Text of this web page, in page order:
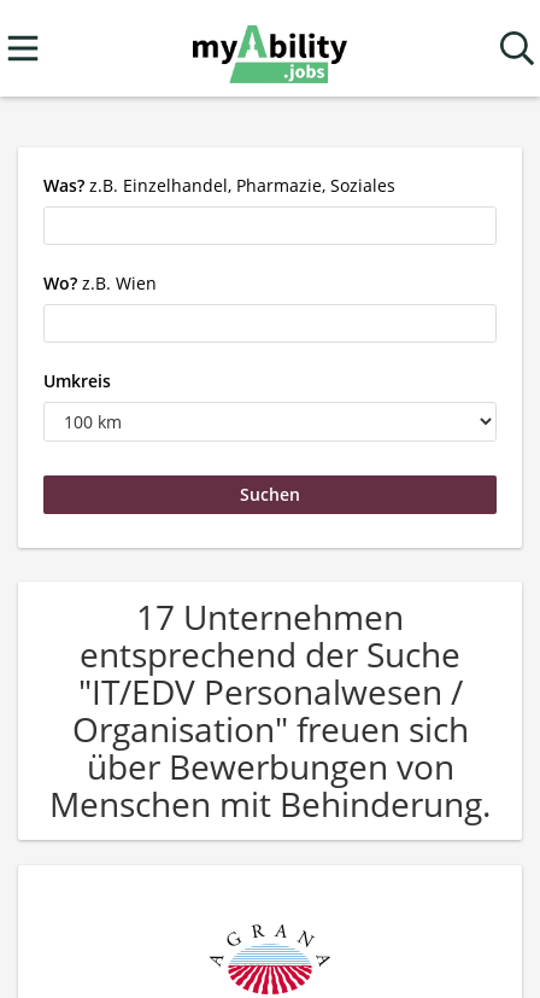
Was? z.B. Einzelhandel, Pharmazie, Soziales
Wo? z.B. Wien
Umkreis
17 Unternehmen
entsprechend der Suche
"IT/EDV Personalwesen /
Organisation" freuen sich
über Bewerbungen von
Menschen mit Behinderung.